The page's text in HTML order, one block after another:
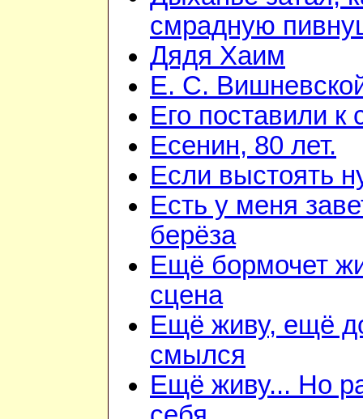
смрадную
Дядя Хаим
Е. С.
Его поставили к
Есенин, 80 лет.
Если выстоять
Есть у меня
берёза
Ещё бормочет
сцена
Ещё живу, ещё
смылся
Ещё живу... Но